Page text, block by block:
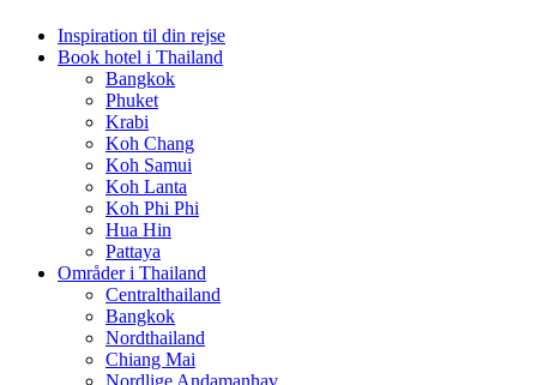
Inspiration til din rejse
Book hotel i Thailand
Bangkok
Phuket
Krabi
Koh Chang
Koh Samui
Koh Lanta
Koh Phi Phi
Hua Hin
Pattaya
Områder i Thailand
Centralthailand
Bangkok
Nordthailand
Chiang Mai